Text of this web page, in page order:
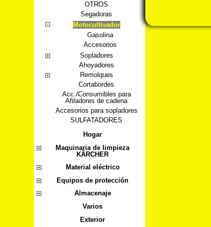
OTROS
Segadoras
Motocultivador
Gasolina
Accesorios
Sopladores
Ahoyadores
Remolques
Cortabordes
Acc./Consumibles para
Afiladores de cadena
Accesorios para sopladores
SULFATADORES
Hogar
Maquinaria de limpieza
KÄRCHER
Material eléctrico
Equipos de protección
Almacenaje
Varios
Exterior